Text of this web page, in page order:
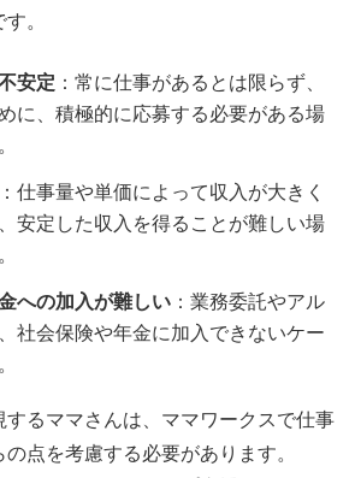
。
安定 ：常に仕事があるとは限らず、
に、積極的に応募する必要がある場
：仕事量や単価によって収入が大きく
安定した収入を得ることが難しい場
への加入が難しい ：業務委託やアル
社会保険や年金に加入できないケー
するママさんは、ママワークスで仕事
点を考慮する必要があります。